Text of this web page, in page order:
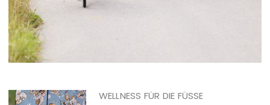
WELLNESS FÜR DIE FÜSSE